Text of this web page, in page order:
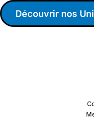
Découvrir nos